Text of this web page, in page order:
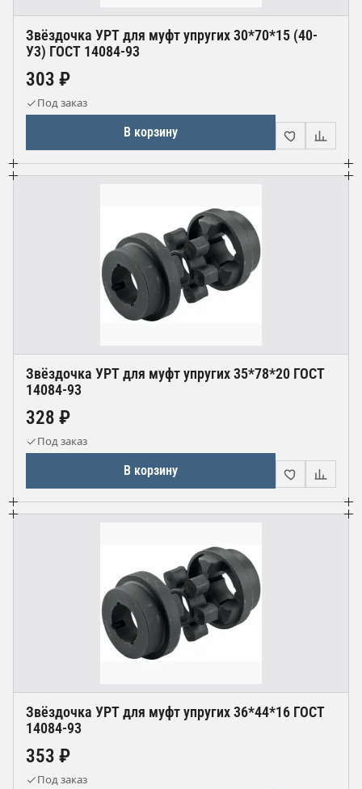
Звёздочка УРТ для муфт упругих 30*70*15 (40-
У3) ГОСТ 14084-93
303 ₽
Под заказ
В корзину
Звёздочка УРТ для муфт упругих 35*78*20 ГОСТ
14084-93
328 ₽
Под заказ
В корзину
Звёздочка УРТ для муфт упругих 36*44*16 ГОСТ
14084-93
353 ₽
Под заказ